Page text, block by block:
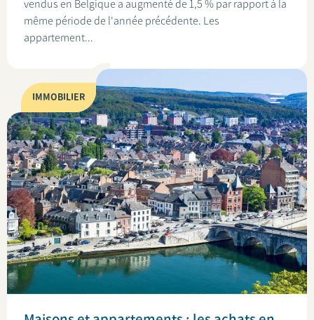
vendus en Belgique a augmenté de 1,5 % par rapport à la
même période de l'année précédente. Les
appartement...
IMMOBILIER